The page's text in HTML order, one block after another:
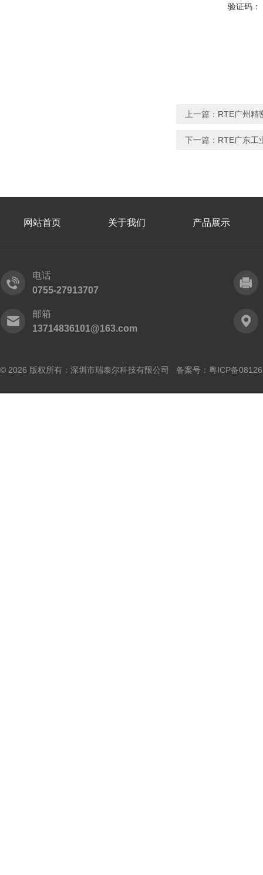
验证码：
上一篇： RTE广州精
下一篇： RTE广东工
网站首页 关于我们 产品展示
电话
0755-27913707
邮箱
13714836101@163.com
© 2026 版权所有：深圳市瑞泰尔科技有限公司 备案号： 粤ICP备